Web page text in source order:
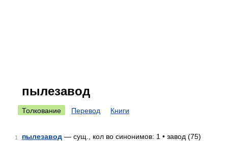
пылезавод
Толкование Перевод Книги
1 пылезавод — сущ., кол во синонимов: 1 • завод (75)